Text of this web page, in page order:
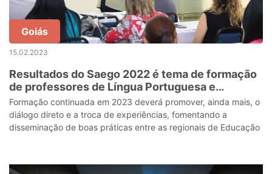
Goiás
15.02.2023
Resultados do Saego 2022 é tema de formação
de professores de Língua Portuguesa e
Matemática
Formação continuada em 2023 deverá promover, ainda mais, o
diálogo direto e a troca de experiências, fomentando a
disseminação de boas práticas entre as regionais de Educação